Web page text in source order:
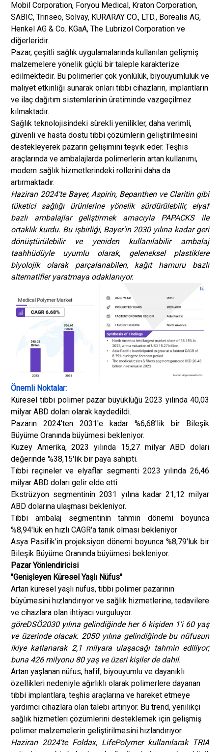
Mobil Corporation, Foryou Medical, Kraton Corporation,
SABIC, Trinseo, Solvay, KURARAY CO., LTD., Borealis AG,
Henkel AG & Co. KGaA, The Lubrizol Corporation ve
diğerleridir.
Pazar, çeşitli sağlık uygulamalarında kullanılan gelişmiş
malzemelere yönelik güçlü bir taleple karakterize
edilmektedir. Bu polimerler çok yönlülük, biyouyumluluk ve
maliyet etkinliği sunarak onları tıbbi cihazların, implantların
ve ilaç dağıtım sistemlerinin üretiminde vazgeçilmez
kılmaktadır.
Sağlık teknolojisindeki sürekli yenilikler, daha verimli,
güvenli ve hasta dostu tıbbi çözümlerin geliştirilmesini
destekleyerek pazarın gelişimini teşvik eder. Teşhis
araçlarında ve ambalajlarda polimerlerin artan kullanımı,
modern sağlık hizmetlerindeki rollerini daha da
artırmaktadır.
Haziran 2024'te Bayer, Aspirin, Bepanthen ve Claritin gibi
tüketici sağlığı ürünlerine yönelik sürdürülebilir, elyaf
bazlı ambalajlar geliştirmek amacıyla PAPACKS ile
ortaklık kurdu. Bu işbirliği, Bayer'in 2030 yılına kadar geri
dönüştürülebilir ve yeniden kullanılabilir ambalaj
taahhüdüyle uyumlu olarak, geleneksel plastiklere
biyolojik olarak parçalanabilen, kağıt hamuru bazlı
alternatifler yaratmaya odaklanıyor.
Önemli Noktalar:
Küresel tıbbi polimer pazar büyüklüğü 2023 yılında 40,03
milyar ABD doları olarak kaydedildi.
Pazarın 2024'ten 2031'e kadar %6,68'lik bir Bileşik
Büyüme Oranında büyümesi bekleniyor.
Kuzey Amerika, 2023 yılında 15,27 milyar ABD doları
değerinde %38,15'lik bir paya sahipti.
Tıbbi reçineler ve elyaflar segmenti 2023 yılında 26,46
milyar ABD doları gelir elde etti.
Ekstrüzyon segmentinin 2031 yılına kadar 21,12 milyar
ABD dolarına ulaşması bekleniyor.
Tıbbi ambalaj segmentinin tahmin dönemi boyunca
%8,94'lük en hızlı CAGR'a tanık olması bekleniyor
Asya Pasifik'in projeksiyon dönemi boyunca %8,79'luk bir
Bileşik Büyüme Oranında büyümesi bekleniyor.
Pazar Yönlendiricisi
"Genişleyen Küresel Yaşlı Nüfus"
Artan küresel yaşlı nüfus, tıbbi polimer pazarının
büyümesini hızlandırıyor ve sağlık hizmetlerine, tedavilere
ve cihazlara olan ihtiyacı vurguluyor.
göreDSÖ2030 yılına gelindiğinde her 6 kişiden 1'i 60 yaş
ve üzerinde olacak. 2050 yılına gelindiğinde bu nüfusun
ikiye katlanarak 2,1 milyara ulaşacağı tahmin ediliyor;
buna 426 milyonu 80 yaş ve üzeri kişiler de dahil.
Artan yaşlanan nüfus, hafif, biyouyumlu ve dayanıklı
özellikleri nedeniyle ağırlıklı olarak polimerlere dayanan
tıbbi implantlara, teşhis araçlarına ve hareket etmeye
yardımcı cihazlara olan talebi artırıyor. Bu trend, yenilikçi
sağlık hizmetleri çözümlerini desteklemek için gelişmiş
polimer malzemelerin geliştirilmesini hızlandırıyor.
Haziran 2024'te Foldax, LifePolymer kullanılarak TRIA